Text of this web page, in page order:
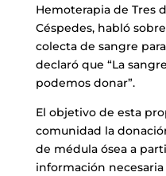
Hemoterapia de Tres
Céspedes, habló
colecta de sangre
declaró que “La
podemos donar”.
El objetivo de esta
comunidad la
de médula ósea a
información